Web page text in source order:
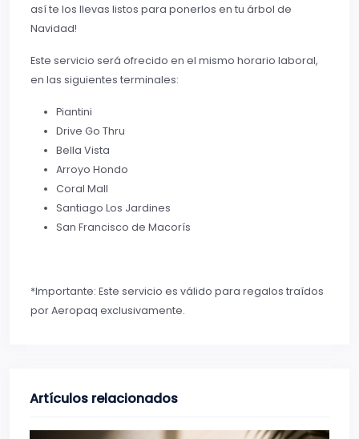
así te los llevas listos para ponerlos en tu árbol de
Navidad!
Este servicio será ofrecido en el mismo horario laboral,
en las siguientes terminales:
Piantini
Drive Go Thru
Bella Vista
Arroyo Hondo
Coral Mall
Santiago Los Jardines
San Francisco de Macorís
*Importante: Este servicio es válido para regalos traídos
por Aeropaq exclusivamente.
Artículos relacionados